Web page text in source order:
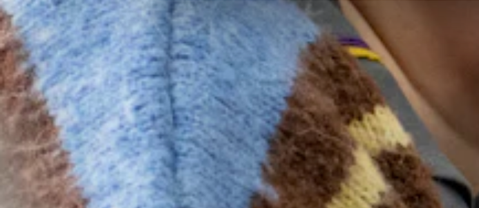
10:00
-13:00
De Ambrassade
€ 25 (sociaal tarief) - € 40 (standaardtarief) - € 55 (solidariteitstarief)
Meer over ons prijzenbeleid